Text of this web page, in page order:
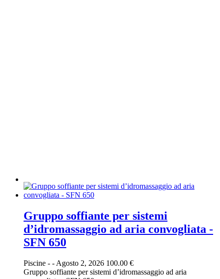
Gruppo soffiante per sistemi
d’idromassaggio ad aria convogliata -
SFN 650
Piscine - - Agosto 2, 2026 100.00 €
Gruppo soffiante per sistemi d’idromassaggio ad aria